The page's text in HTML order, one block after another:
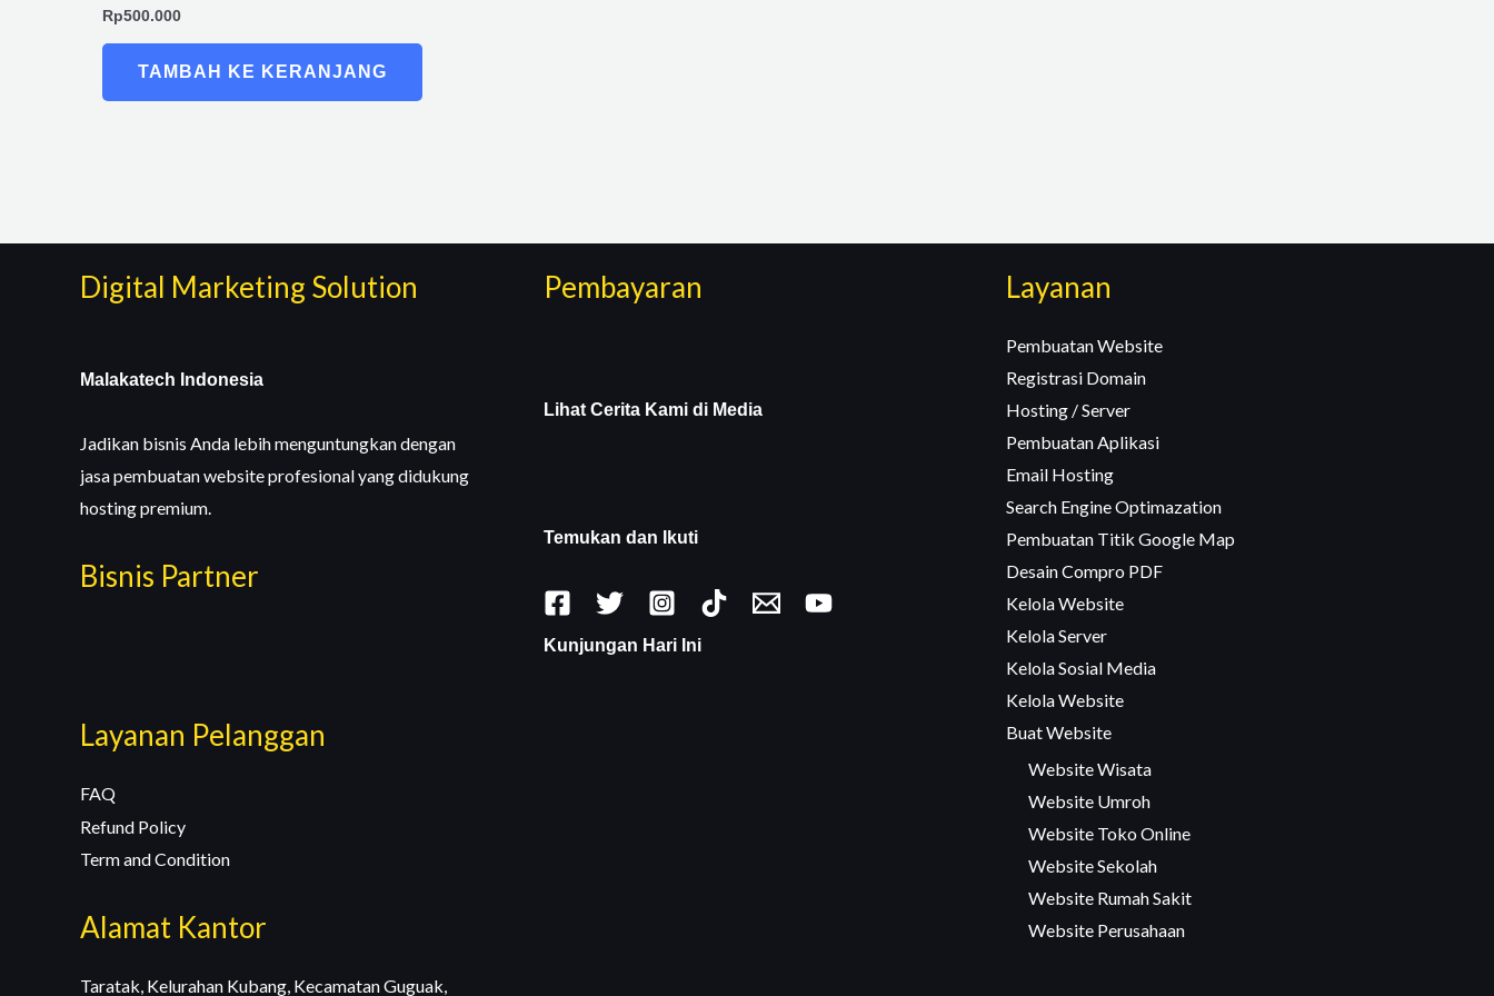
Rp500.000
TAMBAH KE KERANJANG
Digital Marketing Solution
Malakatech Indonesia
Jadikan bisnis Anda lebih menguntungkan dengan
jasa pembuatan website profesional yang didukung
hosting premium.
Bisnis Partner
Layanan Pelanggan
FAQ
Refund Policy
Term and Condition
Alamat Kantor
Taratak, Kelurahan Kubang, Kecamatan Guguak,
Pembayaran
Lihat Cerita Kami di Media
Temukan dan Ikuti
Kunjungan Hari Ini
Layanan
Pembuatan Website
Registrasi Domain
Hosting / Server
Pembuatan Aplikasi
Email Hosting
Search Engine Optimazation
Pembuatan Titik Google Map
Desain Compro PDF
Kelola Website
Kelola Server
Kelola Sosial Media
Kelola Website
Buat Website
Website Wisata
Website Umroh
Website Toko Online
Website Sekolah
Website Rumah Sakit
Website Perusahaan